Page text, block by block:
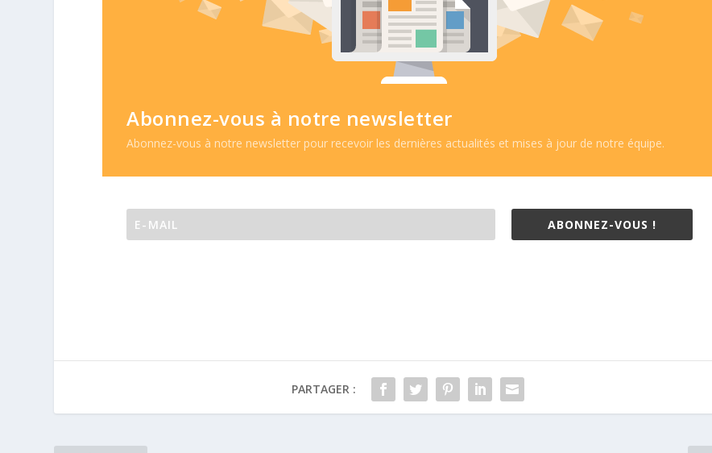
Abonnez-vous à notre newsletter
Abonnez-vous à notre newsletter pour recevoir les dernières actualités et mises à jour de notre équipe.
ABONNEZ-VOUS !
PARTAGER :